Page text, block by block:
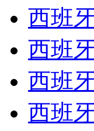
西班
西班
西班
西班